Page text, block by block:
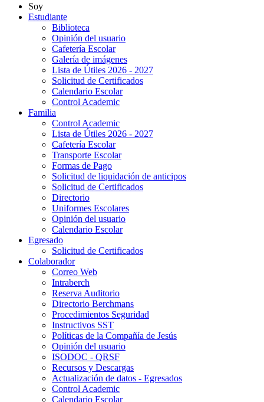
Soy
Estudiante
Biblioteca
Opinión del usuario
Cafetería Escolar
Galería de imágenes
Lista de Útiles 2026 - 2027
Solicitud de Certificados
Calendario Escolar
Control Academic
Familia
Control Academic
Lista de Útiles 2026 - 2027
Cafetería Escolar
Transporte Escolar
Formas de Pago
Solicitud de liquidación de anticipos
Solicitud de Certificados
Directorio
Uniformes Escolares
Opinión del usuario
Calendario Escolar
Egresado
Solicitud de Certificados
Colaborador
Correo Web
Intraberch
Reserva Auditorio
Directorio Berchmans
Procedimientos Seguridad
Instructivos SST
Políticas de la Compañía de Jesús
Opinión del usuario
ISODOC - QRSF
Recursos y Descargas
Actualización de datos - Egresados
Control Academic
Calendario Escolar